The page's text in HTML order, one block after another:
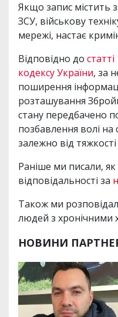
Якщо запис містить
ЗСУ, військову
мережі, настає
Відповідно до
кодексу України, за
поширення
розташування
стану передбачено
позбавлення волі на
залежно від тяжкості
Раніше ми писали,
відповідальності за
Також ми
людей з хронічними